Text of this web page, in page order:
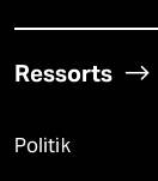
Ressorts
Politik